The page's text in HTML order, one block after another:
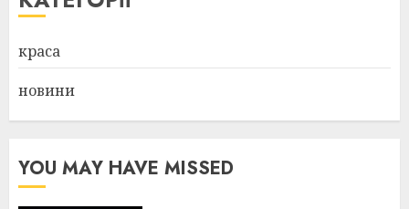
краса
новини
YOU MAY HAVE MISSED